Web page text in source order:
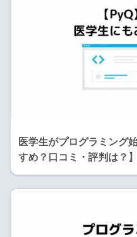
医学生がプログラミング
すめ？口コミ・評判は？】